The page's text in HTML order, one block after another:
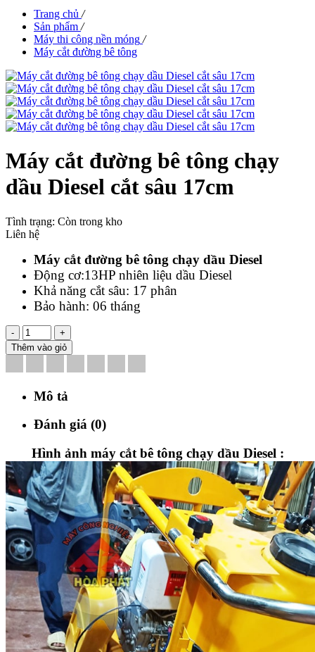
Trang chủ /
Sản phẩm /
Máy thi công nền móng /
Máy cắt đường bê tông
Máy cắt đường bê tông chạy
dầu Diesel cắt sâu 17cm
Tình trạng: Còn trong kho
Liên hệ
Máy cắt đường bê tông chạy dầu Diesel
Động cơ:13HP nhiên liệu dầu Diesel
Khả năng cắt sâu: 17 phân
Bảo hành: 06 tháng
-
+
Thêm vào giỏ
Mô tả
Đánh giá (0)
Hình ảnh máy cắt bê tông chạy dầu Diesel :